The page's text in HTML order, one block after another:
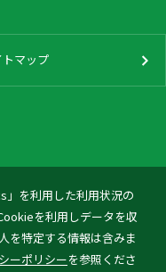
」を利用した利用状況の
を利用しデータを収
を特定する情報は含みま
ーポリシーを参照くださ
トマップ